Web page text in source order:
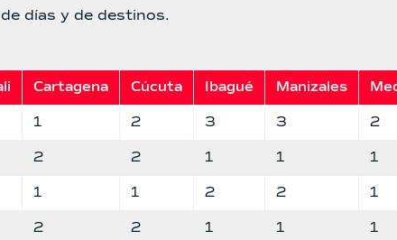
días y de destinos.
Cartagena Cúcuta Ibagué Manizales
1 2 3 3 2
2 2 1 1 1
1 1 2 2 1
2 2 1 1 1